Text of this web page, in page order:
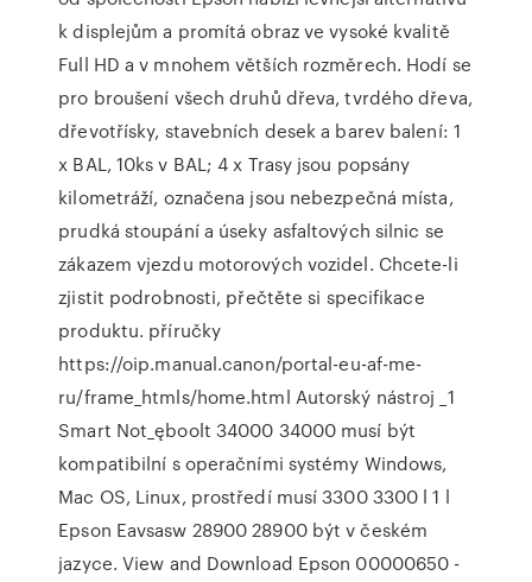
k displejům a promítá obraz ve vysoké kvalitě
Full HD a v mnohem větších rozměrech. Hodí se
pro broušení všech druhů dřeva, tvrdého dřeva,
dřevotřísky, stavebních desek a barev balení: 1
x BAL, 10ks v BAL; 4 x Trasy jsou popsány
kilometráží, označena jsou nebezpečná místa,
prudká stoupání a úseky asfaltových silnic se
zákazem vjezdu motorových vozidel. Chcete-li
zjistit podrobnosti, přečtěte si specifikace
produktu. příručky
https://oip.manual.canon/portal-eu-af-me-
ru/frame_htmls/home.html Autorský nástroj _1
Smart Not_ęboolt 34000 34000 musí být
kompatibilní s operačními systémy Windows,
Mac OS, Linux, prostředí musí 3300 3300 l 1 l
Epson Eavsasw 28900 28900 být v českém
jazyce. View and Download Epson 00000650 -